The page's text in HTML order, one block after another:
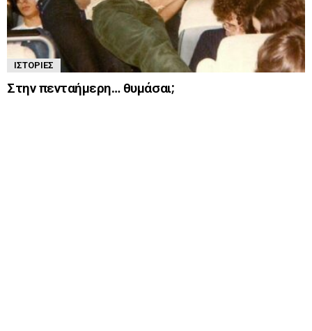
ΙΣΤΟΡΊΕΣ
Στην πενταήμερη… θυμάσαι;